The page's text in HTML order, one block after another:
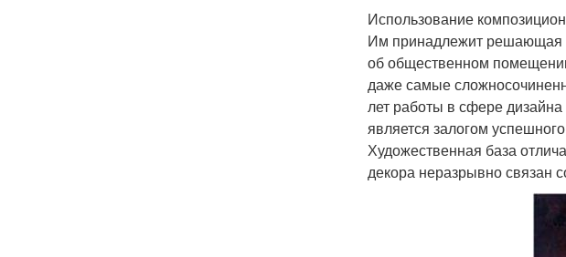
Использование
Им принадлежит решающая
об общественном
даже самые
лет работы в сфере
является залогом
Художественная база
декора неразрывно связан